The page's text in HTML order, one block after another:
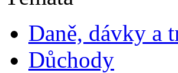
Daně, dávky a
Důchody